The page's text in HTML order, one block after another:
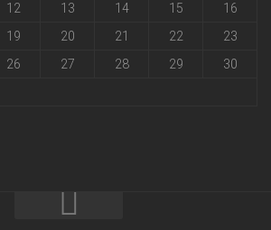
12 13 14 15
16
19 20 21 22
23
26 27 28 29
30